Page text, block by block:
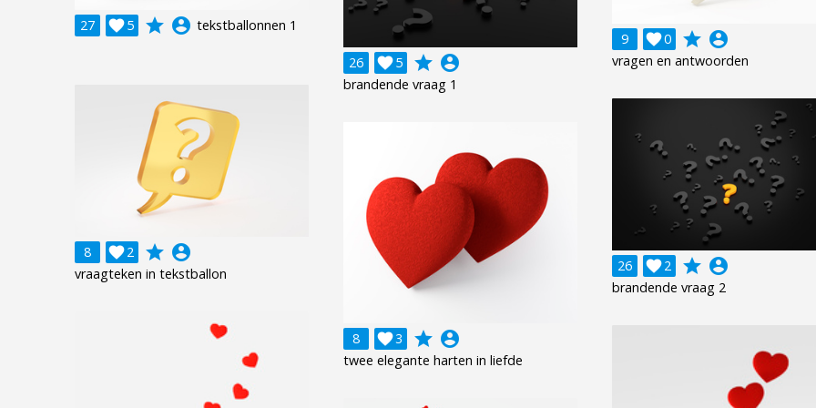
27 5
 grade account_circle tekstballonnen 1
9 0
 grade account_circle
vragen en antwoorden
26 5
 grade account_circle
brandende vraag 1
8 2
 grade account_circle
vraagteken in tekstballon 26 2
 grade account_circle
brandende vraag 2
8 3
 grade account_circle
twee elegante harten in liefde